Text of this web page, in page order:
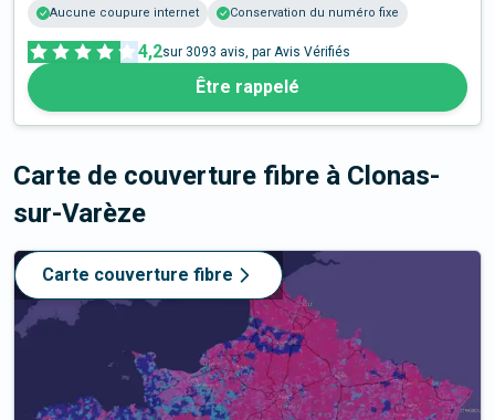
Aucune coupure internet
Conservation du numéro fixe
4,2sur 3093 avis, par Avis Vérifiés
Être rappelé
Carte de couverture fibre à Clonas-
sur-Varèze
Carte couverture fibre